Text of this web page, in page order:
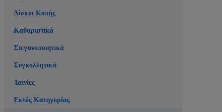
Δίσκοι Κοπής
Καθαριστικά
Στεγανοποιητικά
Συγκολλητικά
Ταινίες
Εκτός Κατηγορίας